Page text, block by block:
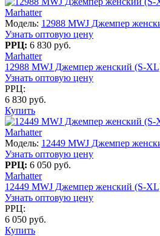
Marhatter
Модель: 12988 MWJ Джемпер
Узнать оптовую цену
РРЦ: 6 830 руб.
Marhatter
12988 MWJ Джемпер женский (S-
Узнать оптовую цену
РРЦ:
6 830 руб.
Купить
Marhatter
Модель: 12449 MWJ Джемпер
Узнать оптовую цену
РРЦ: 6 050 руб.
Marhatter
12449 MWJ Джемпер женский (S-
Узнать оптовую цену
РРЦ:
6 050 руб.
Купить